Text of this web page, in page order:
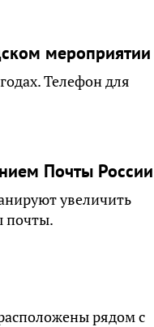
мероприятии
Телефон для
Почты России
увеличить
почты.
рядом с